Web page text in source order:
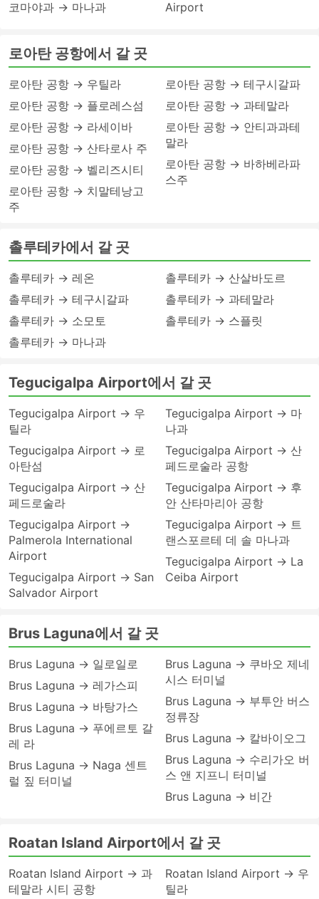
코마야과 → 마나과 Airport
로아탄 공항에서 갈 곳
로아탄 공항 → 우틸라
로아탄 공항 → 플로레스섬
로아탄 공항 → 라세이바
로아탄 공항 → 산타로사 주
로아탄 공항 → 벨리즈시티
로아탄 공항 → 치말테낭고
주
로아탄 공항 → 테구시갈파
로아탄 공항 → 과테말라
로아탄 공항 → 안티과과테
말라
로아탄 공항 → 바하베라파
스주
촐루테카에서 갈 곳
촐루테카 → 레온
촐루테카 → 테구시갈파
촐루테카 → 소모토
촐루테카 → 마나과
촐루테카 → 산살바도르
촐루테카 → 과테말라
촐루테카 → 스플릿
Tegucigalpa Airport에서 갈 곳
Tegucigalpa Airport → 우
틸라
Tegucigalpa Airport → 로
아탄섬
Tegucigalpa Airport → 산
페드로술라
Tegucigalpa Airport →
Palmerola International
Airport
Tegucigalpa Airport → San
Salvador Airport
Tegucigalpa Airport → 마
나과
Tegucigalpa Airport → 산
페드로술라 공항
Tegucigalpa Airport → 후
안 산타마리아 공항
Tegucigalpa Airport → 트
랜스포르테 데 솔 마나과
Tegucigalpa Airport → La
Ceiba Airport
Brus Laguna에서 갈 곳
Brus Laguna → 일로일로
Brus Laguna → 레가스피
Brus Laguna → 바탕가스
Brus Laguna → 푸에르토 갈
레 라
Brus Laguna → Naga 센트
럴 짚 터미널
Brus Laguna → 쿠바오 제네
시스 터미널
Brus Laguna → 부투안 버스
정류장
Brus Laguna → 칼바이오그
Brus Laguna → 수리가오 버
스 앤 지프니 터미널
Brus Laguna → 비간
Roatan Island Airport에서 갈 곳
Roatan Island Airport → 과
테말라 시티 공항
Roatan Island Airport → 우
틸라